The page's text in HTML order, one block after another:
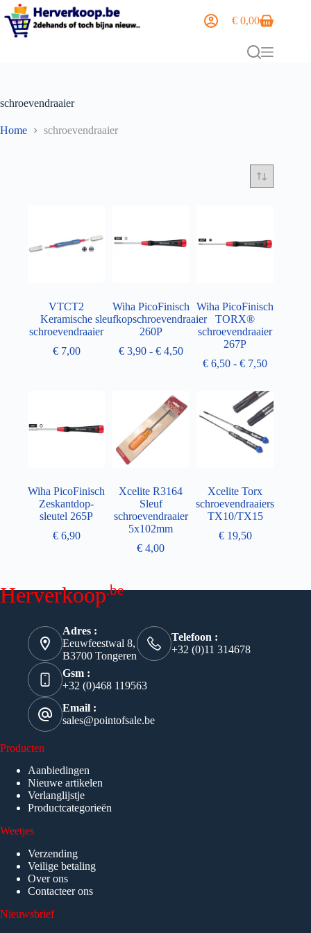
€ 0,00
schroevendraaier
Home schroevendraaier
VTCT2
Keramische
schroevendraaier
€7,00
Wiha PicoFinisch
sleufkopschroevendraaier
260P
€3,90 - €4,50
Wiha PicoFinisch
TORX®
schroevendraaier
267P
€ 6,50 - € 7,50
Wiha PicoFinisch
Zeskantdop-
sleutel 265P
€6,90
Xcelite R3164
Sleuf
schroevendraaier
5x102mm
€ 4,00
Xcelite Torx
schroevendraaiers
TX10/TX15
€19,50
Herverkoop.be
Adres :
Eeuwfeestwal 8,
B3700 Tongeren
Telefoon :
+32 (0)11 314678
Gsm :
+32 (0)468 119563
Email :
sales@pointofsale.be
Producten
Aanbiedingen
Nieuwe artikelen
Verlanglijstje
Productcategorieën
Weetjes
Verzending
Veilige betaling
Over ons
Contacteer ons
Nieuwsbrief